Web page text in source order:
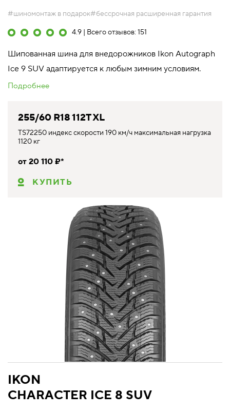
#шиномонтаж в подарок#бессрочная расширенная гарантия
4.9 | Всего отзывов: 151
Шипованная шина для внедорожников Ikon Autograph
Ice 9 SUV адаптируется к любым зимним условиям.
Подробнее
255/60 R18 112T XL
TS72250 индекс скорости 190 км/ч максимальная нагрузка
1120 кг
от 20 110 ₽*
КУПИТЬ
IKON
CHARACTER ICE 8 SUV